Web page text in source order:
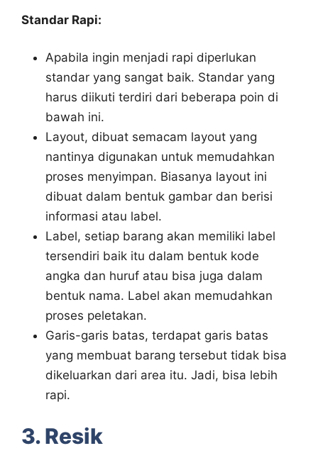
Standar Rapi:
Apabila ingin menjadi rapi diperlukan
standar yang sangat baik. Standar yang
harus diikuti terdiri dari beberapa poin di
bawah ini.
Layout, dibuat semacam layout yang
nantinya digunakan untuk memudahkan
proses menyimpan. Biasanya layout ini
dibuat dalam bentuk gambar dan berisi
informasi atau label.
Label, setiap barang akan memiliki label
tersendiri baik itu dalam bentuk kode
angka dan huruf atau bisa juga dalam
bentuk nama. Label akan memudahkan
proses peletakan.
Garis-garis batas, terdapat garis batas
yang membuat barang tersebut tidak bisa
dikeluarkan dari area itu. Jadi, bisa lebih
rapi.
3. Resik